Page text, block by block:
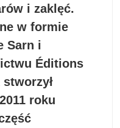
i zaklęć.
w formie
Sarn i
Éditions
roku